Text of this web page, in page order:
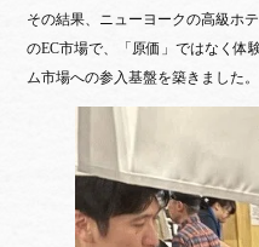
その結果、ニューヨークの高級ホ
のEC市場で、「原価」ではなく体
ム市場への参入基盤を築きました。